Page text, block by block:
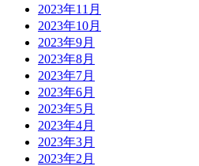
2023年11月
2023年10月
2023年9月
2023年8月
2023年7月
2023年6月
2023年5月
2023年4月
2023年3月
2023年2月